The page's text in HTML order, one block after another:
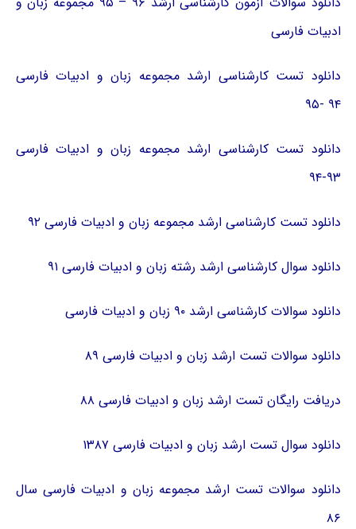
ادبیات فارسی
دانلود تست کارشناسی ارشد مجموعه زبان و ادبیات فارسی
۹۴ -۹۵
دانلود تست کارشناسی ارشد مجموعه زبان و ادبیات فارسی
۹۳-۹۴
دانلود تست کارشناسی ارشد مجموعه زبان و ادبیات فارسی ۹۲
دانلود سوال کارشناسی ارشد رشته زبان و ادبیات فارسی ۹۱
دانلود سوالات کارشناسی ارشد ۹۰ زبان و ادبیات فارسی
دانلود سوالات تست ارشد زبان و ادبیات فارسی ۸۹
دریافت رایگان تست ارشد زبان و ادبیات فارسی ۸۸
دانلود سوال تست ارشد زبان و ادبیات فارسی ۱۳۸۷
دانلود سوالات تست ارشد مجموعه زبان و ادبیات فارسی سال
۸۶